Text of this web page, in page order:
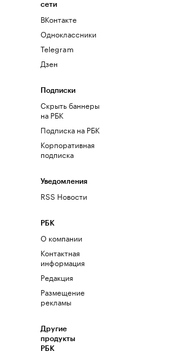
сети
ВКонтакте
Одноклассники
Telegram
Дзен
Подписки
Скрыть баннеры
на РБК
Подписка на РБК
Корпоративная
подписка
Уведомления
RSS Новости
РБК
О компании
Контактная
информация
Редакция
Размещение
рекламы
Другие
продукты
РБК